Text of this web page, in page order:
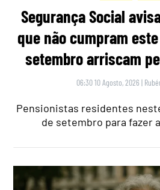
Segurança Social
que não cumpram
setembro arriscam
06:30 10 Agosto, 2026 |
Pensionistas residentes
de setembro para fazer